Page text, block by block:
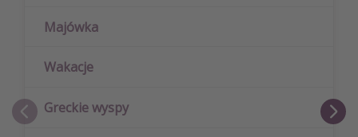
Majówka
Wakacje
Greckie wyspy